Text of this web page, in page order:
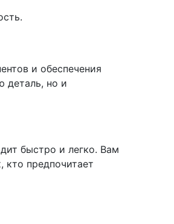
и обеспечения
деталь, но и
быстро и легко. Вам
кто предпочитает